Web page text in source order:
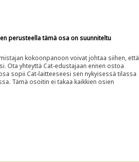
perusteella tämä osa on suunniteltu
kokoonpanoon voivat johtaa siihen, että
Ota yhteyttä Cat-edustajaan ennen ostoa
sopii Cat-laitteeseesi sen nykyisessä tilassa
Tämä osoitin ei takaa kaikkien osien